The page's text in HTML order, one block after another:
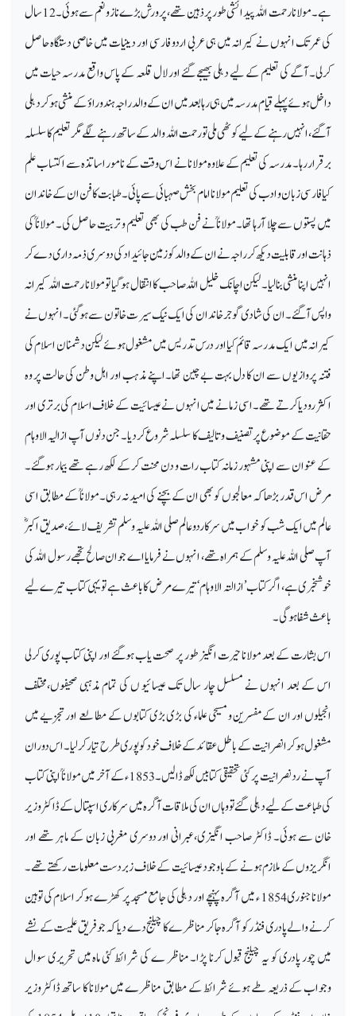
ہے۔ مولانا رحمت اللہ پیدائشی طور پر ذہین تھے، پرورش بڑے ناز ونعم سے ہوئی۔12 سال
کی عمر تک انہوں نے کیرانہ میں ہی عربی اردو فارسی اور دینیات میں خاصی دستگاہ حاصل
کرلی۔آگے کی تعلیم کے لیے دہلی بھیجے گئے اور لال قلعہ کے پاس واقع مدرسہ حیات میں
داخل ہوئے پہلے قیام مدرسہ میں ہی رہا بعد میں ان کے والد راجہ ہندوراؤ کے منشی ہوکر دہلی
آگئے، انہیں رہنے کے لیے کوٹھی ملی تو رحمت اللہ والد کے ساتھ رہنے لگے مگر تعلیم کا سلسلہ
برقرار رہا۔مدرسہ کی تعلیم کے علاوہ مولانا نے اس وقت کے نامور اساتذہ سے اکتساب علم
کیا فارسی زبان و ادب کی تعلیم مولانا امام بخش صہبائی سے پائی۔طبابت کا فن ان کے خاندان
میں پستوں سے چلا آرہا تھا۔مولاناؒ نے فن طب کی بھی تعلیم و تربیت حاصل کی۔ مولاناؒ کی
ذہانت اور قابلیت دیکھ کر راجہ نے ان کے والد کو زمین جائیداد کی دوسری ذمہ داری دے کر
انہیں اپنامنشی بنالیا۔ لیکن اچانک خلیل اللہ صاحب کا انتقال ہوگیا تو مولانا رحمت اللہ کیرانہ
واپس آگئے۔ ان کی شادی گوجر خاندان کی ایک نیک سیرت خاتون سے ہوگئی۔انہوں نے
کیرانہ میں ایک مدرسہ قائم کیا اور درس تدریس میں مشغول ہوئے لیکن دشمنان اسلام کی
فتنہ پروازیوں سے ان کا دل بہت بے چین تھا۔اپنے مذہب اور اہل وطن کی حالت پر وہ
اکثر رودیا کرتے تھے۔ اسی زمانے میں انہوں نے عیسائیت کے خلاف اسلام کی برتری اور
حقانیت کے موضوع پر تصنیف و تالیف کا سلسلہ شروع کردیا۔ جن دنوں آپ ازالیہ الاوہام
کے عنوان سے اپنی مشہور زمانہ کتاب رات و دن محنت کرکے لکھ رہے تھے بیمار ہوگئے۔
مرض اس قدر بڑھا کہ معالجوں کو بھی ان کے بچنے کی امید نہ رہی۔ مولاناؒ کے مطابق اسی
عالم میں ایک شب کو خواب میں سرکاردوعالم صلی اللہ علیہ وسلم تشریف لائے، صدیق اکبرؓ
آپ صلی اللہ علیہ وسلم کے ہمراہ تھے، انہوں نے فرمایا اے جوان صالح تجھے رسول اللہ کی
خوشخبری ہے، اگر کتاب ’ازالتہ الاوہام‘ تیرے مرض کا باعث ہے تو یہی کتاب تیرے لیے
باعث شفا ہوگی۔
اس بشارت کے بعد مولانا حیرت انگیز طور پر صحت یاب ہوگئے اور اپنی کتاب پوری کرلی
اس کے بعد انہوں نے مسلسل چار سال تک عیسائیو ں کی تمام مذہبی صحیفوں،مختلف
انجیلوں اور ان کے مفسرین و مسیحی علماء کی بڑی بڑی کتابوں کے مطالعے اور تجزیے میں
مشغول ہوکر انصرانیت کے باطل عقائد کے خلاف خود کو پوری طرح تیار کرلیا۔ اس دوران
آپ نے ردنصر انیت پر کئی تحقیقی کتابیں لکھ ڈالیں۔1853ء کے آخر میں مولاناؒ اپنی کتاب
کی طباعت کے لیے دہلی گئے تو وہاں ان کی ملاقات آگرہ میں سرکاری اسپتال کے ڈاکٹر وزیر
خان سے ہوئی۔ ڈاکٹر صاحب انگیزی،عبرانی اور دوسری مغربی زبان کے ماہر تھے اور
انگریزوں کے ملازم ہونے کے باوجود عیسائیت کے خلاف زبردست معلومات رکھتے تھے۔
مولانا جنوری 1854 ء میں آگرہ پہنچے اور دہلی کی جامع مسجد پر کھڑے ہوکر اسلام کی توہین
کرنے والے پادری فنڈر کو آگرہ جاکر مناظرے کا چیلنج دے دیا کہ جو فریق علمیت کے نشے
میں چور پادری کو یہ چیلنج قبول کرنا پڑا۔ مناظر ے کی شرائط کئی ماہ میں تحریری سوال
وجواب کے ذریعہ طے ہوئے شرائط کے مطابق مناظرے میں مولانا کا ساتھ ڈاکٹر وزیر